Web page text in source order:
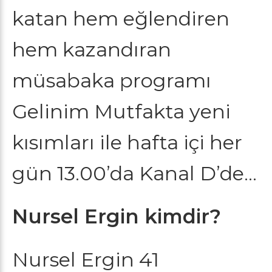
katan hem eğlendiren
hem kazandıran
müsabaka programı
Gelinim Mutfakta yeni
kısımları ile hafta içi her
gün 13.00’da Kanal D’de…
Nursel Ergin kimdir?
Nursel Ergin 41